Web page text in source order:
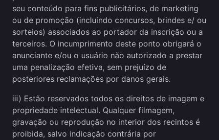
seu conteúdo para fins publicitários, de marketing
ou de promoção (incluindo concursos, brindes e/ ou
sorteios) associados ao portador da inscrição ou a
terceiros. O incumprimento deste ponto obrigará o
anunciante e/ou o usuário não autorizado a prestar
uma penalização efetiva, sem prejuízo de
posteriores reclamações por danos gerais.
iii) Estão reservados todos os direitos de imagem e
propriedade intelectual. Qualquer filmagem,
gravação ou reprodução no interior dos recintos é
proibida, salvo indicação contrária por